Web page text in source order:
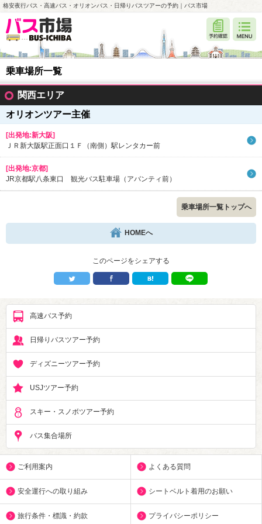
格安夜行バス・高速バス・オリオンバス・日帰りバスツアーの予約｜バス市場
乗車場所一覧
関西エリア
オリオンツアー主催
[出発地:新大阪]
ＪＲ新大阪駅正面口１Ｆ（南側）駅レンタカー前
[出発地:京都]
JR京都駅八条東口 観光バス駐車場（アバンティ前）
乗車場所一覧トップへ
HOMEへ
このページをシェアする
高速バス予約
日帰りバスツアー予約
ディズニーツアー予約
USJツアー予約
スキー・スノボツアー予約
バス集合場所
ご利用案内 よくある質問
安全運行への取り組み シートベルト着用のお願い
旅行条件・標識・約款 プライバシーポリシー